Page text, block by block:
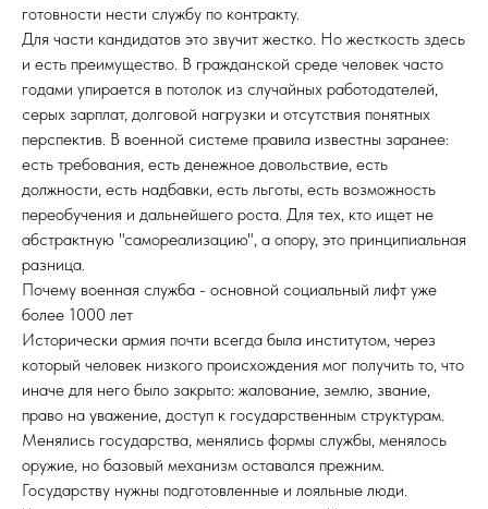
готовности нести службу по контракту.
Для части кандидатов это звучит жестко. Но жесткость здесь
и есть преимущество. В гражданской среде человек часто
годами упирается в потолок из случайных работодателей,
серых зарплат, долговой нагрузки и отсутствия понятных
перспектив. В военной системе правила известны заранее:
есть требования, есть денежное довольствие, есть
должности, есть надбавки, есть льготы, есть возможность
переобучения и дальнейшего роста. Для тех, кто ищет не
абстрактную "самореализацию", а опору, это принципиальная
разница.
Почему военная служба - основной социальный лифт уже
более 1000 лет
Исторически армия почти всегда была институтом, через
который человек низкого происхождения мог получить то, что
иначе для него было закрыто: жалование, землю, звание,
право на уважение, доступ к государственным структурам.
Менялись государства, менялись формы службы, менялось
оружие, но базовый механизм оставался прежним.
Государству нужны подготовленные и лояльные люди.